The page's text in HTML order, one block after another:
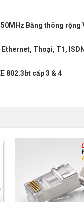
Băng thông rộng
Ethernet, Thoại, T1, ISDN
802.3bt cấp 3 & 4